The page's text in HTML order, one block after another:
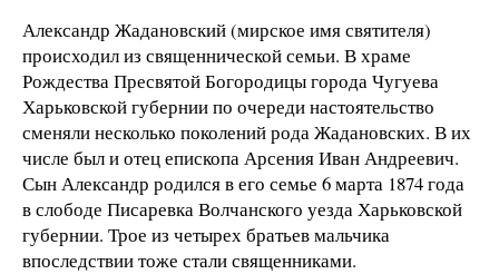
Александр Жадановский (мирское имя святителя)
происходил из священнической семьи. В храме
Рождества Пресвятой Богородицы города Чугуева
Харьковской губернии по очереди настоятельство
сменяли несколько поколений рода Жадановских. В их
числе был и отец епископа Арсения Иван Андреевич.
Сын Александр родился в его семье 6 марта 1874 года
в слободе Писаревка Волчанского уезда Харьковской
губернии. Трое из четырех братьев мальчика
впоследствии тоже стали священниками.